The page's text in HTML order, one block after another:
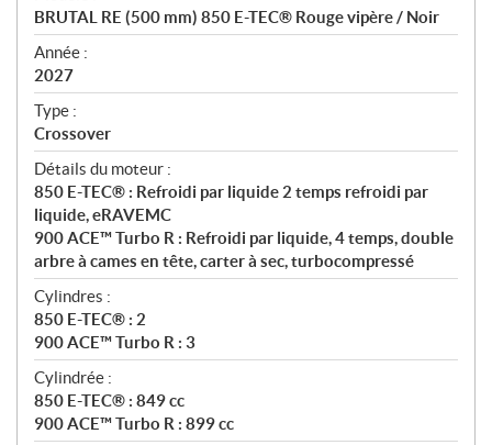
c
i
f
i
c
a
t
i
o
n
s
BRUTAL RE (500 mm) 850 E-TEC® Rouge vipère / Noir
Année :
2027
Type :
Crossover
Détails du moteur :
850 E-TEC® : Refroidi par liquide 2 temps refroidi par
liquide, eRAVEMC
900 ACE™ Turbo R : Refroidi par liquide, 4 temps, double
arbre à cames en tête, carter à sec, turbocompressé
Cylindres :
850 E-TEC® : 2
900 ACE™ Turbo R : 3
Cylindrée :
850 E-TEC® : 849 cc
900 ACE™ Turbo R : 899 cc